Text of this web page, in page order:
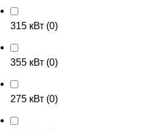
315 кВт (0)
355 кВт (0)
275 кВт (0)